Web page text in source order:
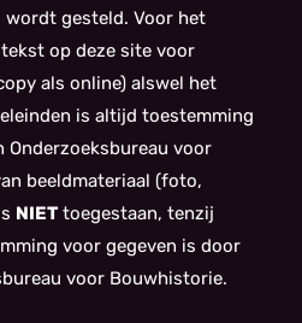
gesteld. Voor het
op deze site voor
als online) alswel het
is altijd toestemming
Onderzoeksbureau voor
beeldmateriaal (foto,
NIETtoegestaan, tenzij
voor gegeven is door
voor Bouwhistorie.